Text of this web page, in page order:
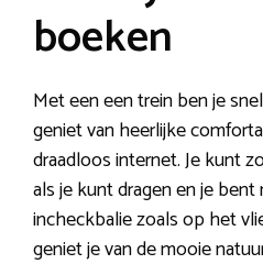
boeken
Met een een trein ben je
geniet van heerlijke
draadloos internet. Je kunt
als je kunt dragen en je
incheckbalie zoals op het
geniet je van de mooie